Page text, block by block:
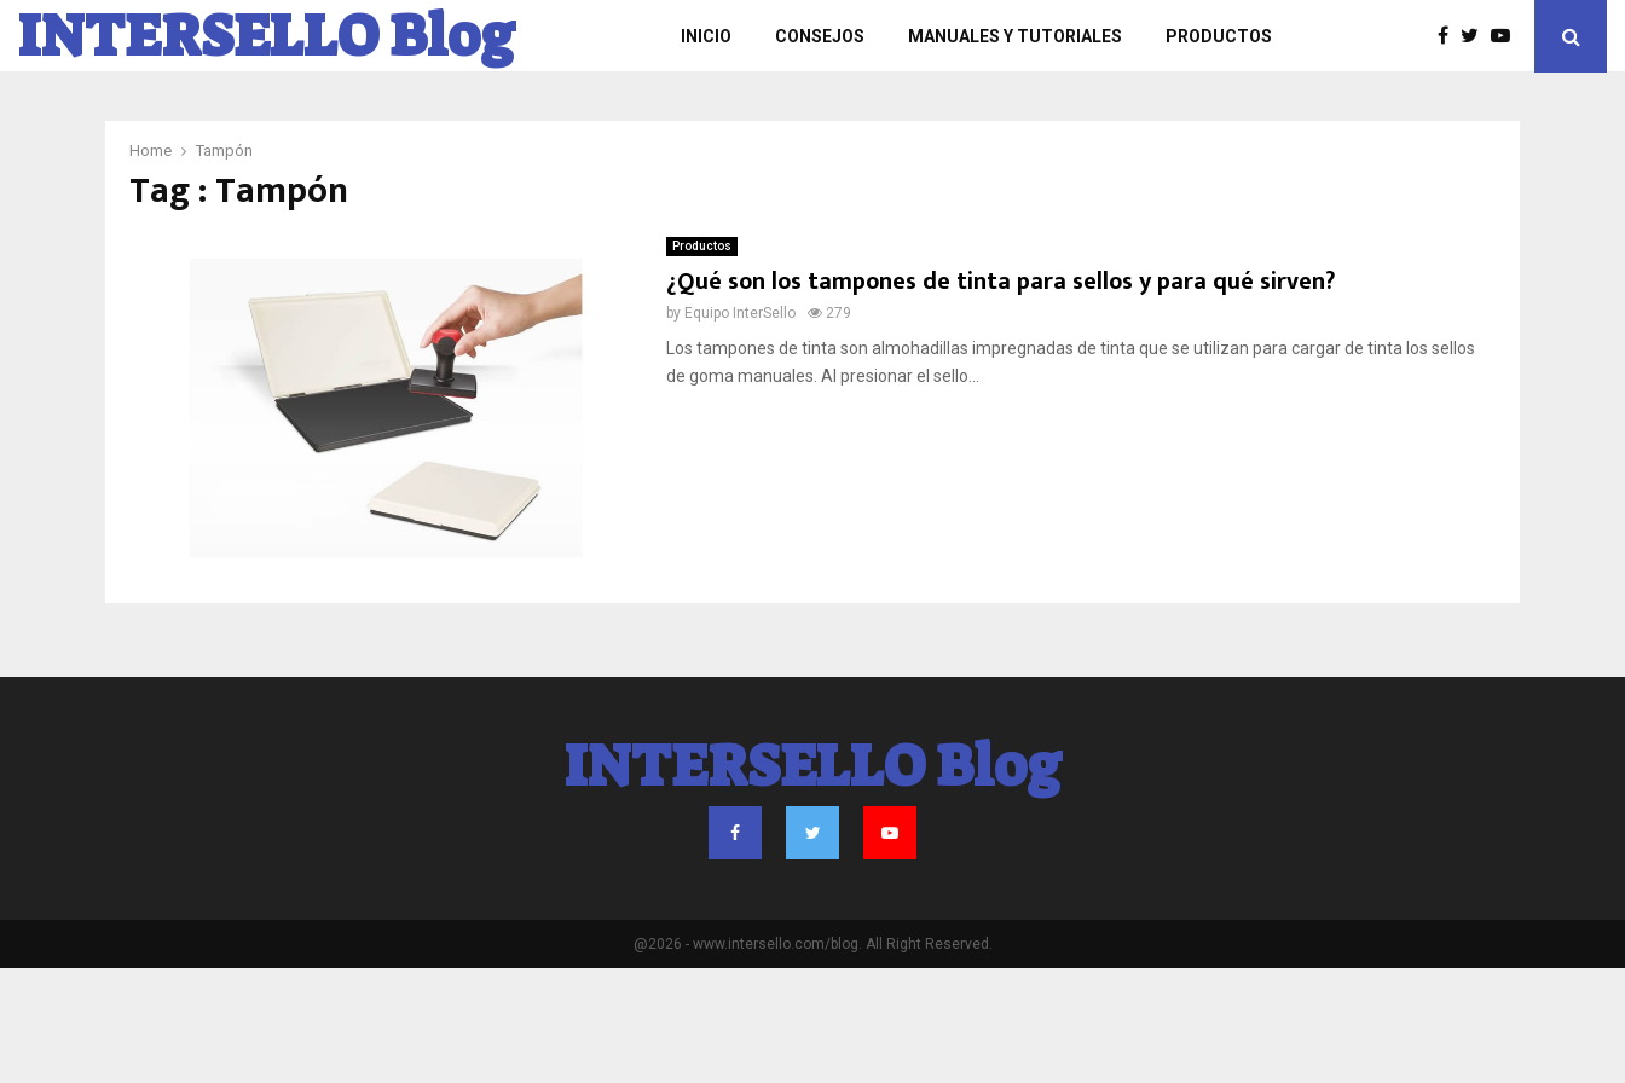
INTERSELLO Blog INICIO CONSEJOS MANUALES Y TUTORIALES PRODUCTOS
Home Tampón
Tag : Tampón
Productos
¿Qué son los tampones de tinta para sellos y para qué sirven?
by Equipo InterSello 279
Los tampones de tinta son almohadillas impregnadas de tinta que se utilizan para cargar de tinta los sellos
de goma manuales. Al presionar el sello...
INTERSELLO Blog
@2026 - www.intersello.com/blog. All Right Reserved.